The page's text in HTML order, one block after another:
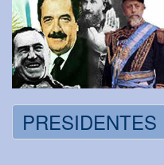
PRESIDENTES